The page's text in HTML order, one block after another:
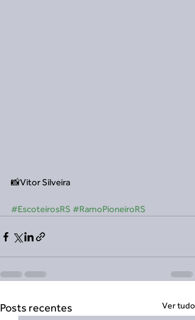
📸Vitor Silveira
#EscoteirosRS #RamoPioneiroRS
Posts recentes Ver tudo